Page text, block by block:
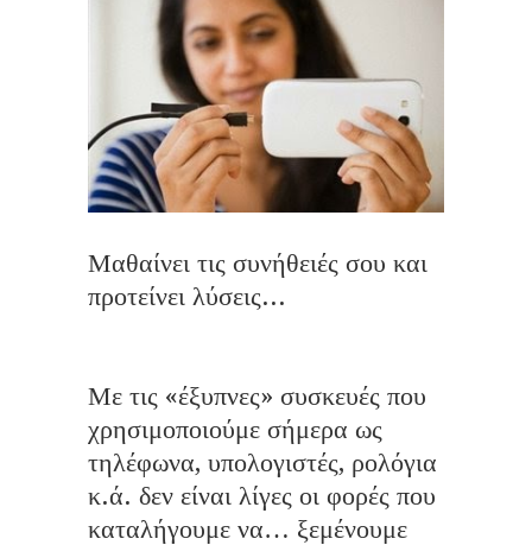
Μαθαίνει τις συνήθειές σου και
προτείνει λύσεις...
Με τις «έξυπνες» συσκευές που
χρησιμοποιούμε σήμερα ως
τηλέφωνα, υπολογιστές, ρολόγια
κ.ά. δεν είναι λίγες οι φορές που
καταλήγουμε να… ξεμένουμε